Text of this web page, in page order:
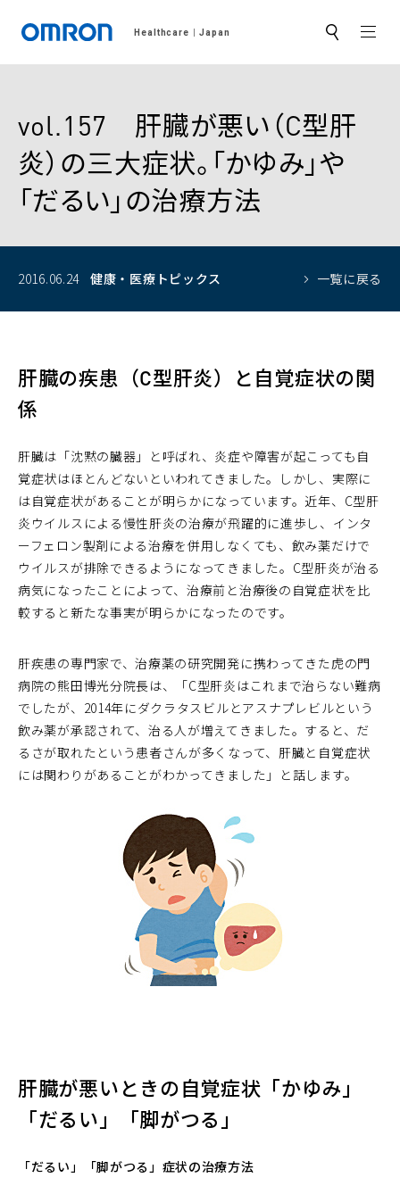
Healthcare Japan サ
ト
索
vol.157 肝臓が悪い（C型肝
炎）の三大症状。「かゆみ」や
「だるい」の治療方法
2016.06.24 健康・医療トピックス 一覧に戻る
肝臓の疾患（C型肝炎）と自覚症状の関
係
肝臓は「沈黙の臓器」と呼ばれ、炎症や障害が起こっても自
覚症状はほとんどないといわれてきました。しかし、実際に
は自覚症状があることが明らかになっています。近年、C型肝
炎ウイルスによる慢性肝炎の治療が飛躍的に進歩し、インタ
ーフェロン製剤による治療を併用しなくても、飲み薬だけで
ウイルスが排除できるようになってきました。C型肝炎が治る
病気になったことによって、治療前と治療後の自覚症状を比
較すると新たな事実が明らかになったのです。
肝疾患の専門家で、治療薬の研究開発に携わってきた虎の門
病院の熊田博光分院長は、「C型肝炎はこれまで治らない難病
でしたが、2014年にダクラタスビルとアスナプレビルという
飲み薬が承認されて、治る人が増えてきました。すると、だ
るさが取れたという患者さんが多くなって、肝臓と自覚症状
には関わりがあることがわかってきました」と話します。
肝臓が悪いときの自覚症状「かゆみ」
「だるい」「脚がつる」
「だるい」「脚がつる」症状の治療方法